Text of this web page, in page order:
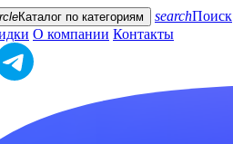
Каталог по категориям searchПоиск
О компании Контакты